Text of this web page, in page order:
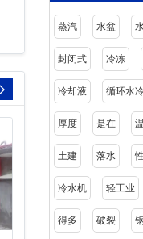
蒸汽 水盆
封闭式 冷冻
冷却液 循环水
厚度 是在
土建 落水
冷水机 轻工业
得多 破裂